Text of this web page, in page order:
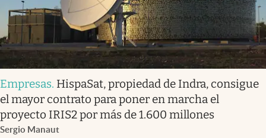
Empresas. HispaSat, propiedad de Indra, consigue
el mayor contrato para poner en marcha el
proyecto IRIS2 por más de 1.600 millones
Sergio Manaut